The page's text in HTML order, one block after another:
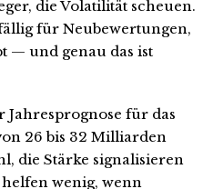
die Volatilität scheuen.
für Neubewertungen,
— und genau das ist
für das
26 bis 32 Milliarden
die Stärke signalisieren
wenig, wenn